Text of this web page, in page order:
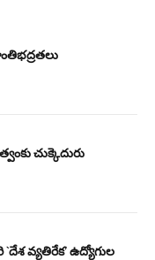
చుక్కెదురు
వ్యతిరేక’ ఉద్యోగుల